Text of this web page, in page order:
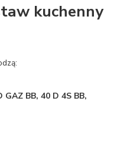
kuchenny
GAZ BB, 40 D 4S BB,